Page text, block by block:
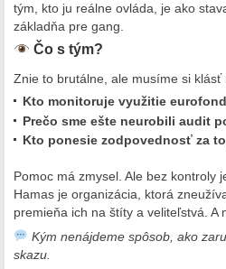
tým, kto ju reálne ovláda, je ako
základňa pre gang.
Čo s tým?
Znie to brutálne, ale musíme si klásť
Kto monitoruje využitie
Prečo sme ešte neurobili audit
Kto ponesie zodpovednosť za
Pomoc má zmysel. Ale bez kontroly
Hamas je organizácia, ktorá
premieňa ich na štíty a veliteľstvá. A
Kým nenájdeme spôsob, ako
skazu.